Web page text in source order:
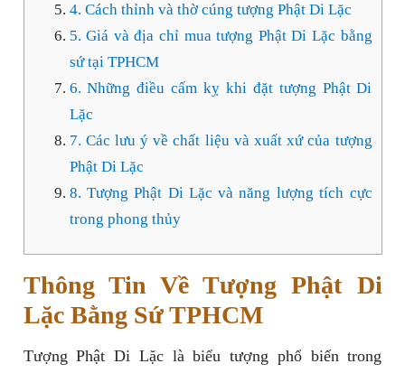
4. Cách thỉnh và thờ cúng tượng Phật Di Lặc
5. Giá và địa chỉ mua tượng Phật Di Lặc bằng
sứ tại TPHCM
6. Những điều cấm kỵ khi đặt tượng Phật Di
Lặc
7. Các lưu ý về chất liệu và xuất xứ của tượng
Phật Di Lặc
8. Tượng Phật Di Lặc và năng lượng tích cực
trong phong thủy
Thông Tin Về Tượng Phật Di
Lặc Bằng Sứ TPHCM
Tượng Phật Di Lặc là biểu tượng phổ biến trong